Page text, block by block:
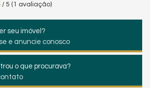
/ 5 (1 avaliação)
seu imóvel?
e anuncie conosco
o que procurava?